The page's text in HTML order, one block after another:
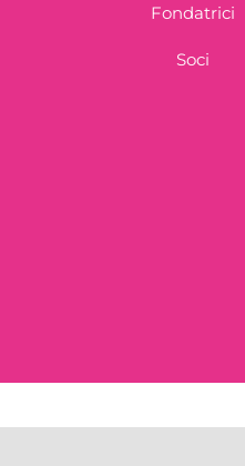
Fondatrici
Soci